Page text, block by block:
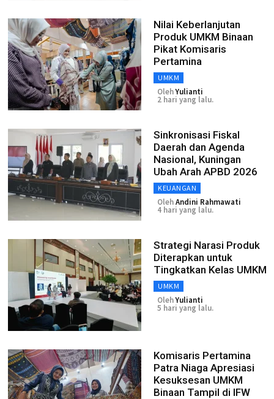
Nilai Keberlanjutan
Produk UMKM Binaan
Pikat Komisaris
Pertamina
UMKM
OlehYulianti
2 hari yang lalu.
Sinkronisasi Fiskal
Daerah dan Agenda
Nasional, Kuningan
Ubah Arah APBD 2026
KEUANGAN
OlehAndini Rahmawati
4 hari yang lalu.
Strategi Narasi Produk
Diterapkan untuk
Tingkatkan Kelas UMKM
UMKM
OlehYulianti
5 hari yang lalu.
Komisaris Pertamina
Patra Niaga Apresiasi
Kesuksesan UMKM
Binaan Tampil di IFW